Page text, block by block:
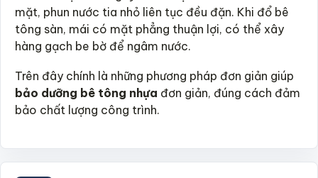
mặt, phun nước tia nhỏ liên tục đều đặn. Khi đổ bê
tông sàn, mái có mặt phẳng thuận lợi, có thể xây
hàng gạch be bờ để ngâm nước.
Trên đây chính là những phương pháp đơn giản giúp
bảo dưỡng bê tông nhựa đơn giản, đúng cách đảm
bảo chất lượng công trình.